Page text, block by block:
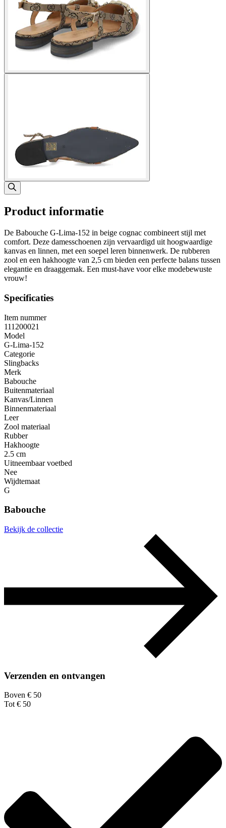
Product informatie
De Babouche G-Lima-152 in beige cognac combineert stijl met
comfort. Deze damesschoenen zijn vervaardigd uit hoogwaardige
kanvas en linnen, met een soepel leren binnenwerk. De rubberen
zool en een hakhoogte van 2,5 cm bieden een perfecte balans tussen
elegantie en draaggemak. Een must-have voor elke modebewuste
vrouw!
Specificaties
Item nummer
111200021
Model
G-Lima-152
Categorie
Slingbacks
Merk
Babouche
Buitenmateriaal
Kanvas/Linnen
Binnenmateriaal
Leer
Zool materiaal
Rubber
Hakhoogte
2.5 cm
Uitneembaar voetbed
Nee
Wijdtemaat
G
Babouche
Bekijk de collectie
Verzenden en ontvangen
Boven € 50
Tot € 50